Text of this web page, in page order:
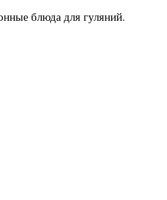
блюда для гуляний.